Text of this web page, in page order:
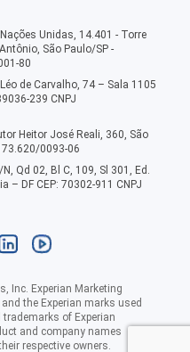
Unidas, 14.401 - Torre
São Paulo/SP -
80
de Carvalho, 74 – Sala 1105
239 CNPJ
Heitor José Reali, 360, São
0093-06
Qd 02, Bl C, 109, Sl 301, Ed.
– DF CEP: 70302-911 CNPJ
Inc. Experian Marketing
the Experian marks used
trademarks of Experian
and company names
respective owners.